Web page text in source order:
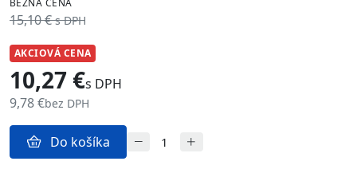
BEŽNÁ CENA
15,10 € s DPH
AKCIOVÁ CENA
10,27 €s DPH
9,78 €bez DPH
Do košíka